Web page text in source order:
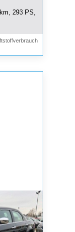
293 PS,